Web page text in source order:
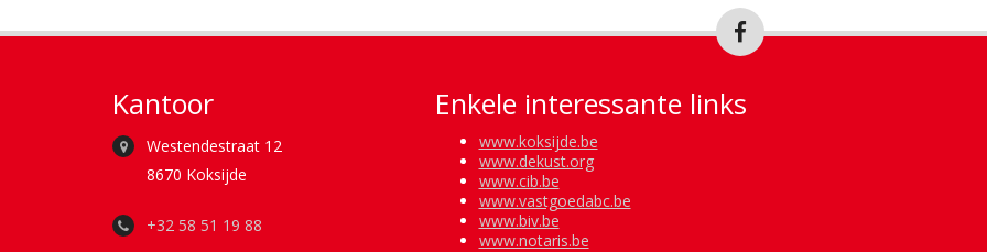
Kantoor
Westendestraat 12
8670 Koksijde
+32 58 51 19 88
Enkele interessante links
www.koksijde.be
www.dekust.org
www.cib.be
www.vastgoedabc.be
www.biv.be
www.notaris.be